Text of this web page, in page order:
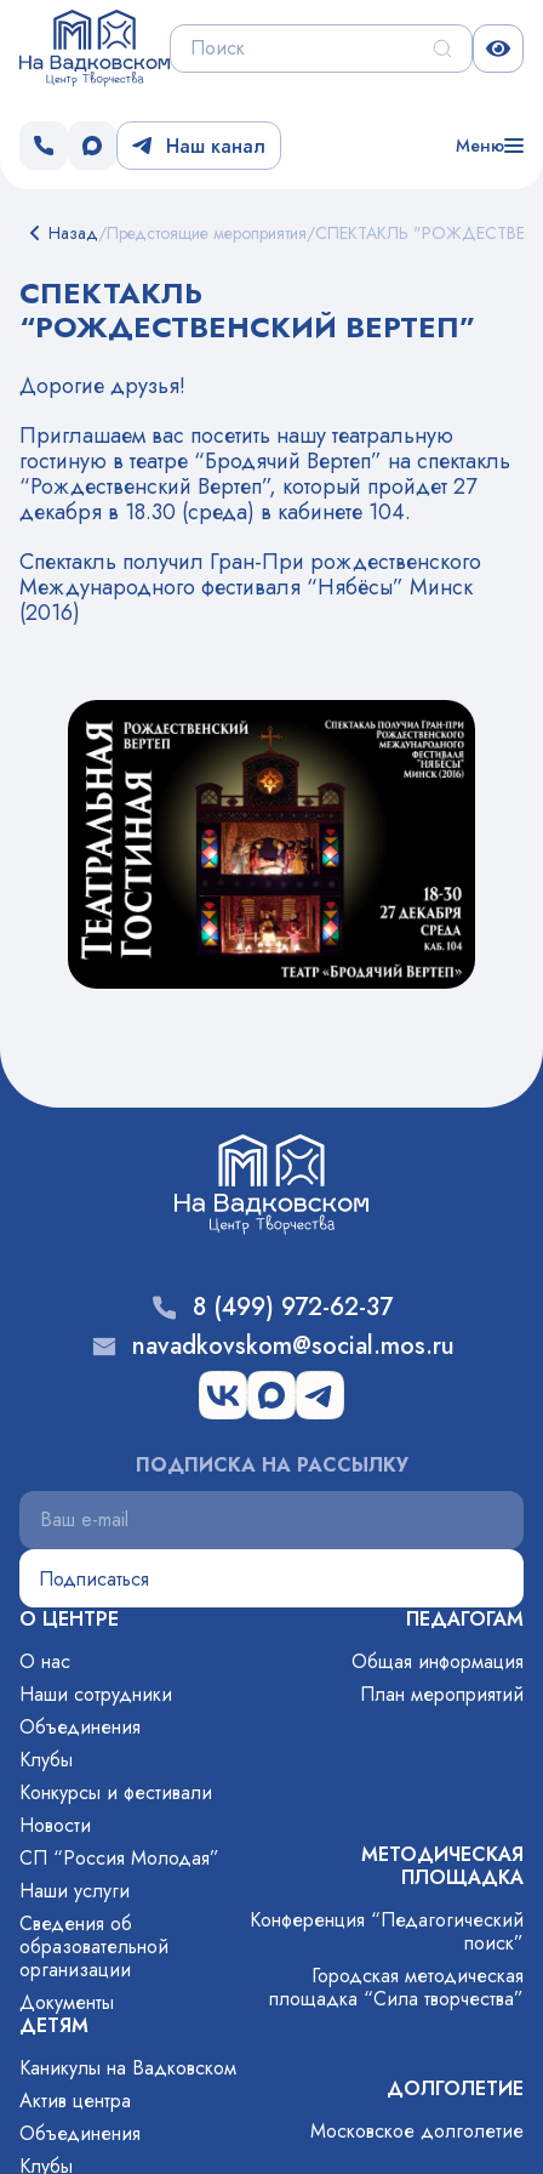
Наш канал Меню
Назад/Предстоящие мероприятия/СПЕКТАКЛЬ
СПЕКТАКЛЬ
“РОЖДЕСТВЕНСКИЙ ВЕРТЕП”
Дорогие друзья!
Приглашаем вас посетить нашу театральную
гостиную в театре “Бродячий Вертеп” на спектакль
“Рождественский Вертеп”, который пройдет 27
декабря в 18.30 (среда) в кабинете 104.
Спектакль получил Гран-При рождественского
Международного фестиваля “Нябёсы” Минск
(2016)
О ЦЕНТРЕ
О нас
Наши сотрудники
Объединения
Клубы
Конкурсы и фестивали
Новости
СП “Россия Молодая”
Наши услуги
Сведения об
образовательной
организации
Документы
ДЕТЯМ
Каникулы на Вадковском
Актив центра
Объединения
Клубы
ПЕДАГОГАМ
Общая информация
План мероприятий
МЕТОДИЧЕСКАЯ
ПЛОЩАДКА
Конференция “Педагогический
поиск”
Городская методическая
площадка “Сила творчества”
ДОЛГОЛЕТИЕ
Московское долголетие
8 (499) 972-62-37
navadkovskom@social.mos.ru
ПОДПИСКА НА РАССЫЛКУ